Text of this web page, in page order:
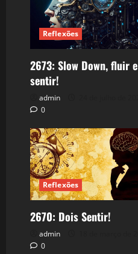
Reflexões
2673: Slow Down, fluir e
sentir!
admin
0
Reflexões
2670: Dois Sentir!
admin
0